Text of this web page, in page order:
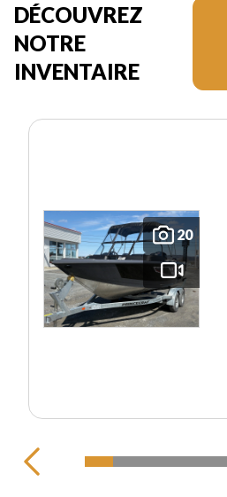
DÉCOUVREZ
NOTRE
INVENTAIRE
20